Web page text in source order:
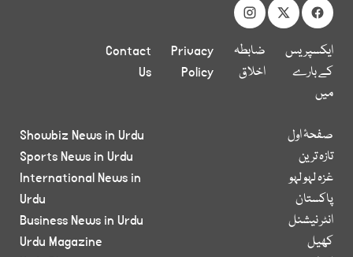
ایکسپریس
کے بارے
میں
ضابطہ
اخلاق
Privacy
Policy
Contact
Us
صفحۂ اول
تازہ ترین
غزہ لہو لہو
پاکستان
انٹر نیشنل
کھیل
Showbiz News in Urdu
Sports News in Urdu
International News in
Urdu
Business News in Urdu
Urdu Magazine